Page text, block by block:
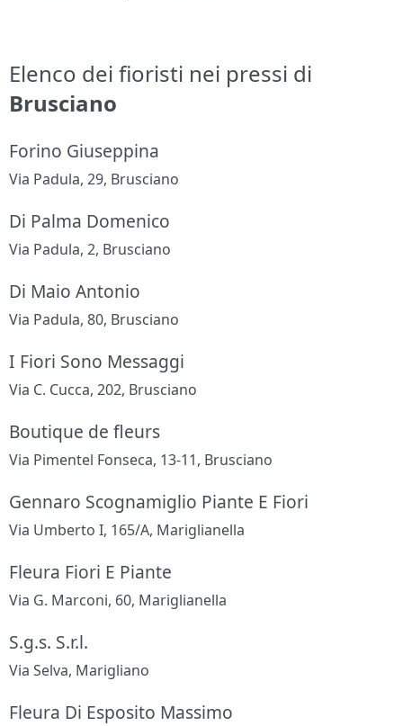
Elenco dei fioristi nei pressi di
Brusciano
Forino Giuseppina
Via Padula, 29, Brusciano
Di Palma Domenico
Via Padula, 2, Brusciano
Di Maio Antonio
Via Padula, 80, Brusciano
I Fiori Sono Messaggi
Via C. Cucca, 202, Brusciano
Boutique de fleurs
Via Pimentel Fonseca, 13-11, Brusciano
Gennaro Scognamiglio Piante E Fiori
Via Umberto I, 165/A, Mariglianella
Fleura Fiori E Piante
Via G. Marconi, 60, Mariglianella
S.g.s. S.r.l.
Via Selva, Marigliano
Fleura Di Esposito Massimo